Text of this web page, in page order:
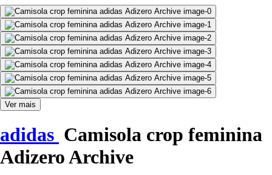
Ver mais
adidas Camisola crop feminina
Adizero Archive